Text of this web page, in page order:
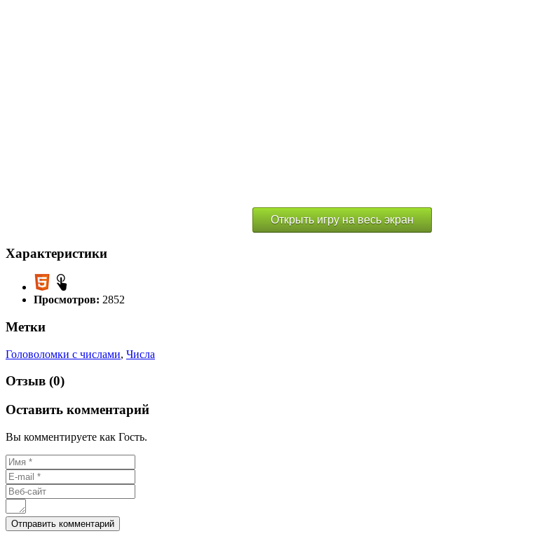
Открыть игру на весь экран
Характеристики
Просмотров: 2852
Метки
Головоломки с числами, Числа
Отзыв (0)
Оставить комментарий
Вы комментируете как Гость.